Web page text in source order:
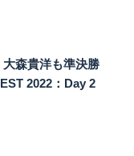
森貴洋も準決勝
2022：Day 2